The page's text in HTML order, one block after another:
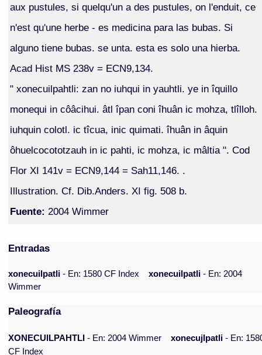
aux pustules, si quelqu'un a des pustules, on l'enduit, ce
n'est qu'une herbe - es medicina para las bubas. Si
alguno tiene bubas. se unta. esta es solo una hierba.
Acad Hist MS 238v = ECN9,134.
" xonecuilpahtli: zan no iuhqui in yauhtli. ye in îquillo
monequi in côâcihui. âtl îpan coni îhuân ic mohza, tlîlloh.
iuhquin colotl. ic tîcua, inic quimati. îhuân in âquin
ôhuelcocototzauh in ic pahti, ic mohza, ic mâltia ". Cod
Flor XI 141v = ECN9,144 = Sah11,146. .
Illustration. Cf. Dib.Anders. XI fig. 508 b.
Fuente: 2004 Wimmer
Entradas
xonecuilpatli- En: 1580 CF Index xonecuilpatli- En: 2004
Wimmer
Paleografía
XONECUILPAHTLI - En: 2004 Wimmer xonecujlpatli - En:
CF Index